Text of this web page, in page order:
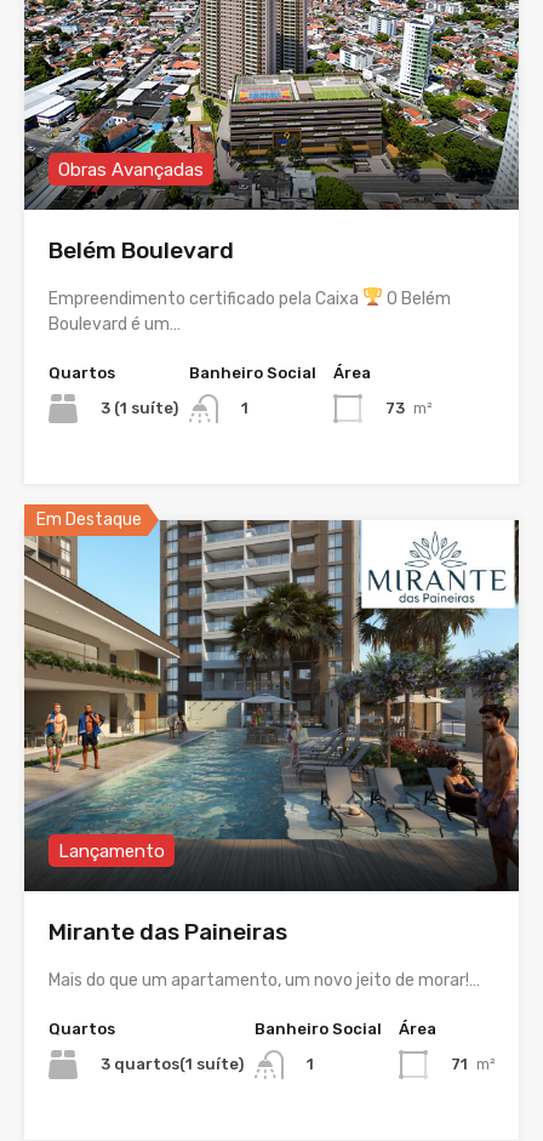
Obras Avançadas
Belém Boulevard
Empreendimento certificado pela Caixa
O Belém
Boulevard é um…
Quartos
3 (1 suíte)
Banheiro Social
1
Área
73 m²
Em Destaque
Lançamento
Mirante das Paineiras
Mais do que um apartamento, um novo jeito de morar!…
Quartos
3 quartos(1 suíte)
Banheiro Social
1
Área
71 m²